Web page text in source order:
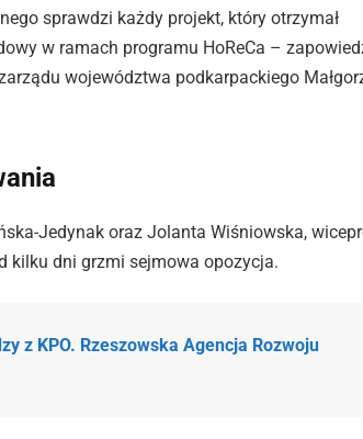
sprawdzi każdy projekt, który otrzymał
w ramach programu HoReCa –
województwa podkarpackiego
Jedynak oraz Jolanta Wiśniowska,
kilku dni grzmi sejmowa opozycja.
z KPO. Rzeszowska Agencja Rozwoju